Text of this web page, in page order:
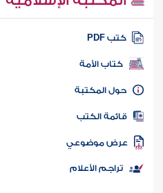
كتب PDF
كتاب الأمة
المكتبة
الكتب
موضوعي